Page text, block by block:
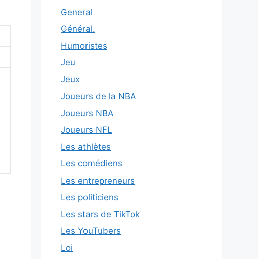
General
Général.
Humoristes
Jeu
Jeux
Joueurs de la NBA
Joueurs NBA
Joueurs NFL
Les athlètes
Les comédiens
Les entrepreneurs
Les politiciens
Les stars de TikTok
Les YouTubers
Loi